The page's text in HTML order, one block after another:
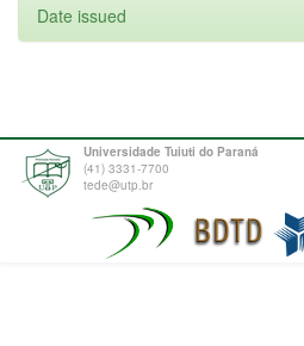
Date issued
Universidade Tuiuti do Paraná
(41) 3331-7700
tede@utp.br